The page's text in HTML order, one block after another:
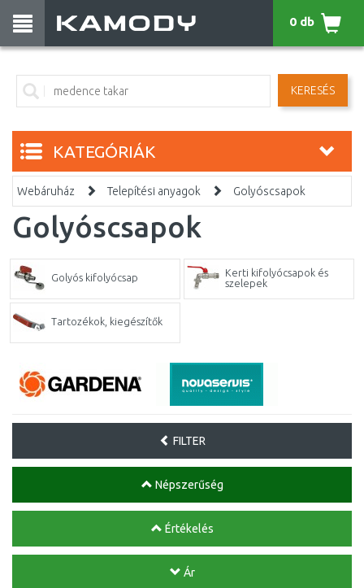
KERESÉS
0 db
KATEGÓRIÁK
Webáruház Telepítési anyagok Golyóscsapok
Golyóscsapok
Golyós kifolyócsap
Kerti kifolyócsapok és
szelepek
Tartozékok, kiegészítők
FILTER
Népszerűség
Értékelés
Ár